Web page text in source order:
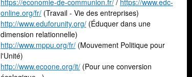
online.org/fr/(Travail - Vie des entreprises)
http://www.eduforunity.org/(Éduquer dans une
dimension relationnelle)
http://www.mppu.org/fr/(Mouvement Politique pour
l'Unité)
http://www.ecoone.org/it/(Pour une conversion